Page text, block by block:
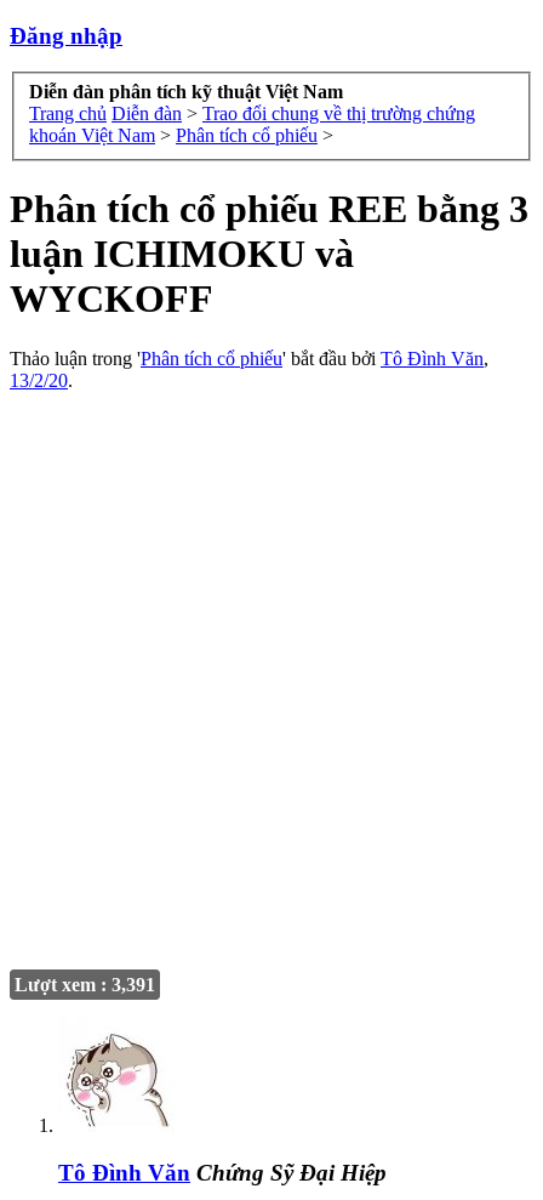
Đăng nhập
Diễn đàn phân tích kỹ thuật Việt Nam
Trang chủ Diễn đàn > Trao đổi chung về thị trường chứng
khoán Việt Nam > Phân tích cổ phiếu >
Phân tích cổ phiếu REE bằng 3
luận ICHIMOKU và
WYCKOFF
Thảo luận trong 'Phân tích cổ phiếu' bắt đầu bởi Tô Đình Văn,
13/2/20.
Lượt xem : 3,391
Tô Đình Văn Chứng Sỹ Đại Hiệp